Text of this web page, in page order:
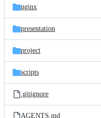
nginx
presentation
project
scripts
.gitignore
AGENTS.md